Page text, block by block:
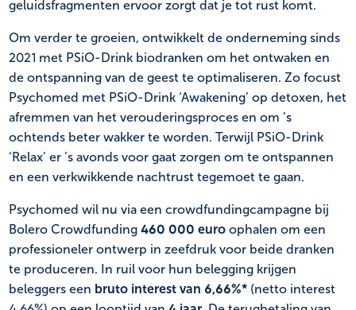
geluidsfragmenten ervoor zorgt dat je tot rust komt.
Om verder te groeien, ontwikkelt de onderneming sinds
2021 met PSiO-Drink biodranken om het ontwaken en
de ontspanning van de geest te optimaliseren. Zo focust
Psychomed met PSiO-Drink ‘Awakening’ op detoxen, het
afremmen van het verouderingsproces en om ’s
ochtends beter wakker te worden. Terwijl PSiO-Drink
‘Relax’ er ’s avonds voor gaat zorgen om te ontspannen
en een verkwikkende nachtrust tegemoet te gaan.
Psychomed wil nu via een crowdfundingcampagne bij
Bolero Crowdfunding 460 000 euro ophalen om een
professioneler ontwerp in zeefdruk voor beide dranken
te produceren. In ruil voor hun belegging krijgen
beleggers een bruto interest van 6,66%* (netto interest